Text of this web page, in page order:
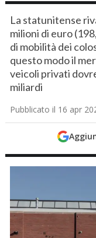
La statunitense
milioni di euro
di mobilità dei
questo modo il
veicoli privati
miliardi
Pubblicato il 16 apr